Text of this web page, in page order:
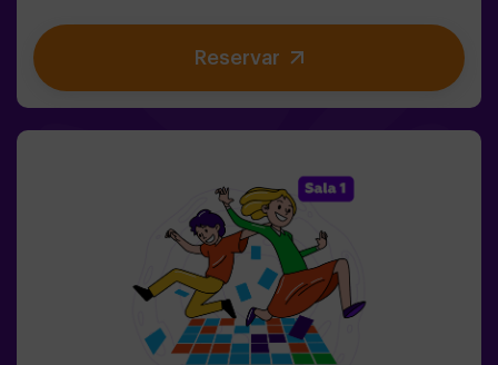
luego encontrar a tus amigos?🔦 Escondite en la
Oscuridad es un juego inmersivo sensorial inspirado en
las escondidas de siempre, pero llevado a otro nivel:
sonido que hacen la experiencia inolvidable✅ Ideal para
grupos grandes | planes con amigos | adolescentes |
team building❗Los jugadores menores de 14 años o igual
deberán entrar acompañados por al menos de un adulto.
Existe la opción de que un monitor les acompañe en la
aventura, consúltanos las condiciones.❗Este juego no es
recomendable para personas con miedo a la oscuridad.
Reservar